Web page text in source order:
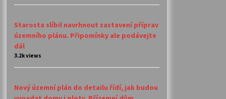
Starosta slíbil navrhnout zastavení příprav
územního plánu. Připomínky ale podávejte
dál
3.2k views
Nový územní plán do detailu řídí, jak budou